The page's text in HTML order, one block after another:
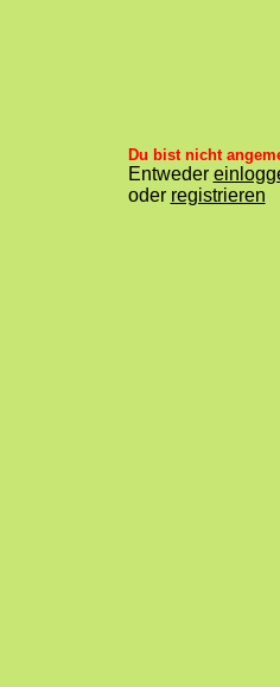
Du bist nicht
Entweder
oder registrieren